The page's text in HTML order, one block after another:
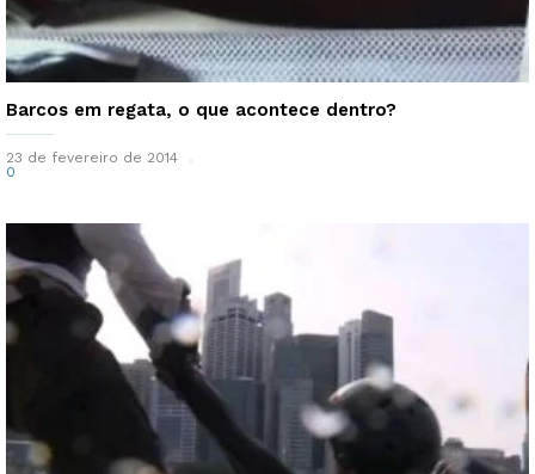
Barcos em regata, o que acontece dentro?
23 de fevereiro de 2014
0